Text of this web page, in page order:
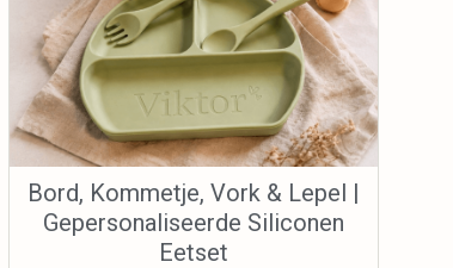
Bord, Kommetje, Vork & Lepel |
Gepersonaliseerde Siliconen
Eetset